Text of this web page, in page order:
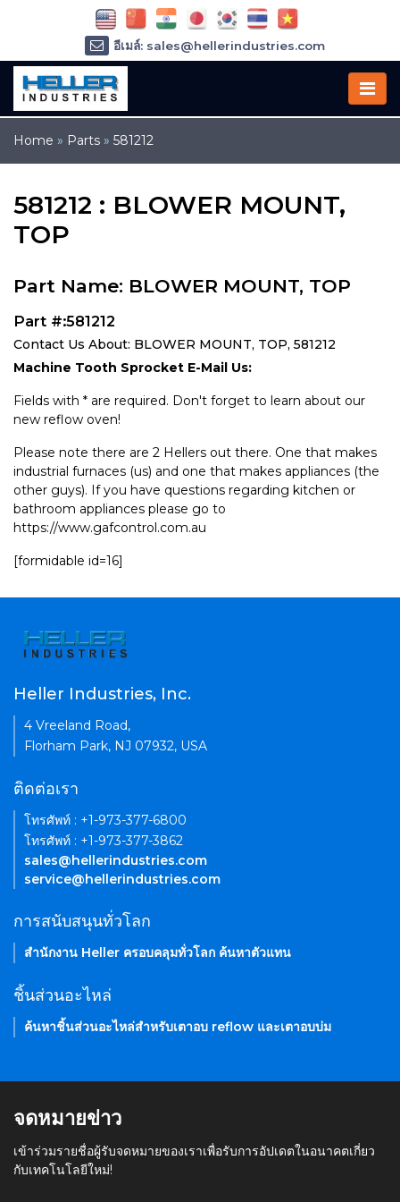
Home » Parts » 581212
581212 : BLOWER MOUNT,
TOP
Part Name: BLOWER MOUNT, TOP
Part #:581212
Contact Us About: BLOWER MOUNT, TOP, 581212
Machine Tooth Sprocket E-Mail Us:
Fields with * are required. Don't forget to learn about our
new reflow oven!
Please note there are 2 Hellers out there. One that makes
industrial furnaces (us) and one that makes appliances (the
other guys). If you have questions regarding kitchen or
bathroom appliances please go to
https://www.gafcontrol.com.au
[formidable id=16]
อีเมล์: sales@hellerindustries.com
อีเมล์: service@hellerindustries.com
โทรศัพท์ :
Heller Industries, Inc.
4 Vreeland Road,
Florham Park, NJ 07932, USA
ติดต่อเรา
โทรศัพท์ : +1-973-377-6800
โทรศัพท์ : +1-973-377-3862
sales@hellerindustries.com
service@hellerindustries.com
การสนับสนุนทั่วโลก
สำนักงาน Heller ครอบคลุมทั่วโลก ค้นหาตัวแทน
ชิ้นส่วนอะไหล่
ค้นหาชิ้นส่วนอะไหล่สำหรับเตาอบ reflow และเตาอบบ่ม
จดหมายข่าว
เข้าร่วมรายชื่อผู้รับจดหมายของเราเพื่อรับการอัปเดตในอนาคตเกี่ยว
กับเทคโนโลยีใหม่!